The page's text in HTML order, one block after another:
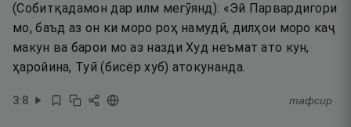
(Собитқадамон дар илм мегӯянд): «Эй Парвардигори
мо, баъд аз он ки моро роҳ намудӣ, дилҳои моро каҷ
макун ва барои мо аз назди Худ неъмат ато кун,
ҳаройина, Туӣ (бисёр хуб) атокунанда.
3:8 тафсир